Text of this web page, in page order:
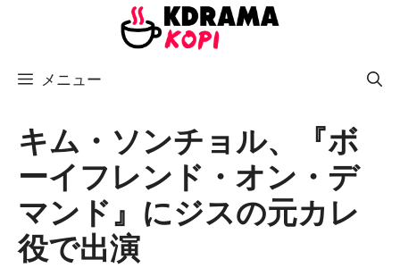
メニュー
キム・ソンチョル、『ボ
ーイフレンド・オン・デ
マンド』にジスの元カレ
役で出演